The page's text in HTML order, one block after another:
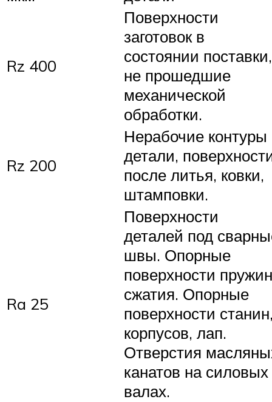
Rz 400
Поверхности
заготовок в
состоянии поставки,
не прошедшие
механической
обработки.
Rz 200
Нерабочие контуры
детали,
после литья, ковки,
штамповки.
Ra 25
Поверхности
деталей под
швы. Опорные
поверхности пружин
сжатия. Опорные
поверхности
корпусов, лап.
Отверстия
канатов на силовых
валах.